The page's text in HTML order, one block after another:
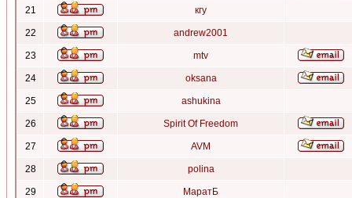
21 кгу
22 andrew2001
23 mtv
24 oksana
25 ashukina
26 Spirit Of Freedom
27 AVM
28 polina
29 МаратБ